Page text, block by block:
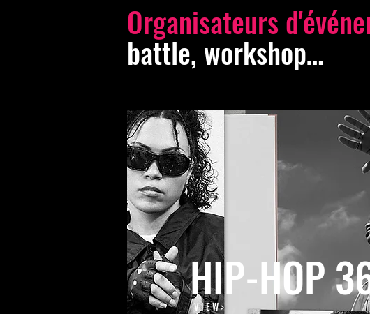
Organisateurs
battle, workshop…
HIP-HOP
V I E W >